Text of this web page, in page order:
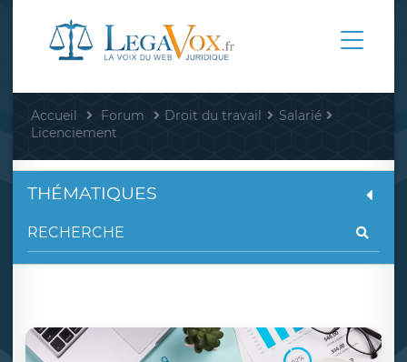
Accueil Forum Droit du travail
Salarié
Licenciement
THÉMATIQUES